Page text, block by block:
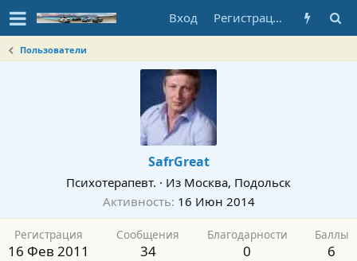
Вход Регистрация
Пользователи
SafrGreat
Психотерапевт. · Из Москва, Подольск
Активность 16 Июн 2014
Регистрация
16 Фев 2011
Сообщения
34
Благодарности
0
Баллы
6